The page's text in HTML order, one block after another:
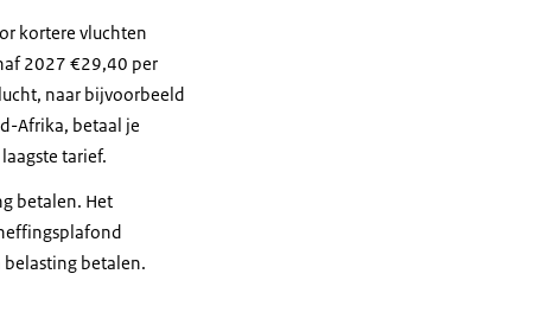
kortere vluchten
2027 €29,40 per
naar bijvoorbeeld
Afrika, betaal je
tarief.
betalen. Het
betalen.